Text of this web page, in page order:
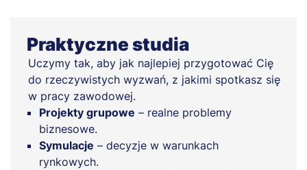
Praktyczne studia
Uczymy tak, aby jak najlepiej przygotować Cię
do rzeczywistych wyzwań, z jakimi spotkasz się
w pracy zawodowej.
Projekty grupowe – realne problemy
biznesowe.
Symulacje – decyzje w warunkach
rynkowych.